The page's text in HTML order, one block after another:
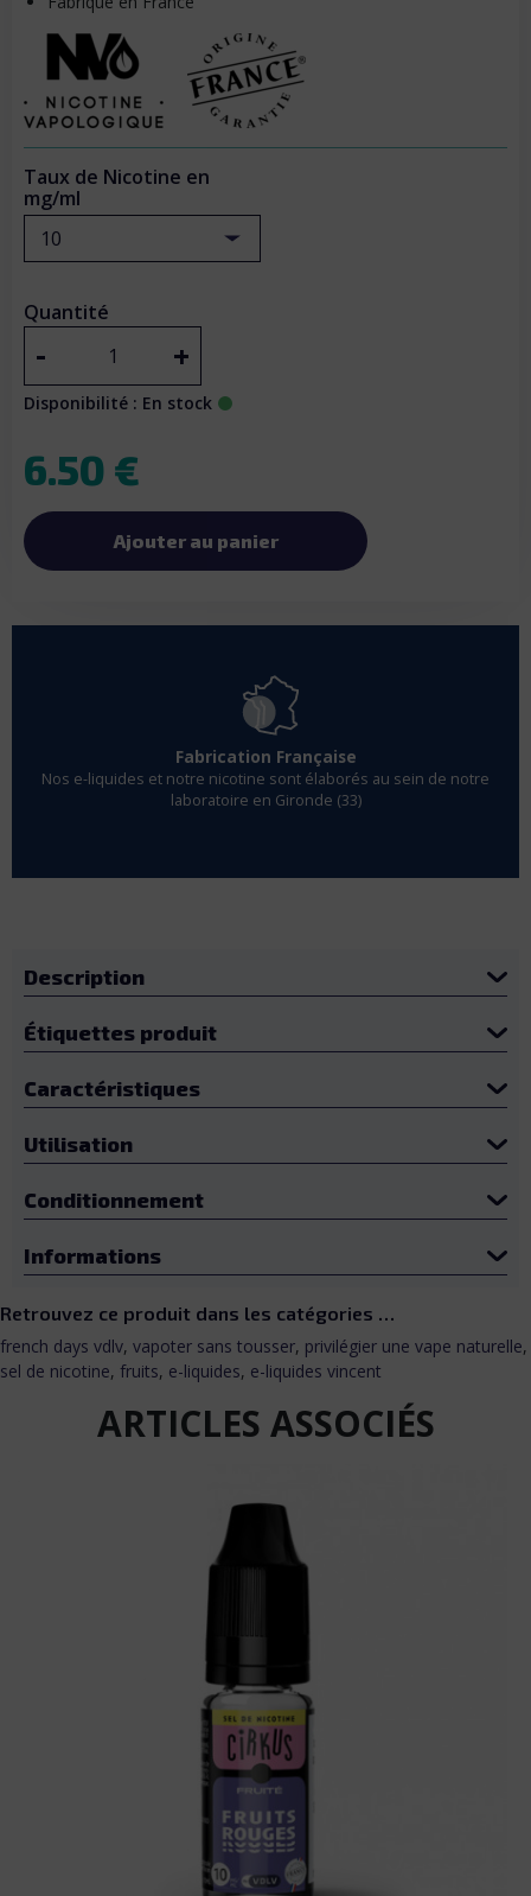
Taux de Nicotine en
mg/ml
10
Quantité
+
-
Disponibilité : En stock
6.50 €
Ajouter au panier
Fabrication Française
Nos e-liquides et notre nicotine sont élaborés au sein de notre
laboratoire en Gironde (33)
Description
Étiquettes produit
Caractéristiques
Utilisation
Conditionnement
Informations
Retrouvez ce produit dans les catégories …
french days vdlv, vapoter sans tousser, privilégier une vape naturelle,
sel de nicotine, fruits, e-liquides, e-liquides vincent
ARTICLES ASSOCIÉS